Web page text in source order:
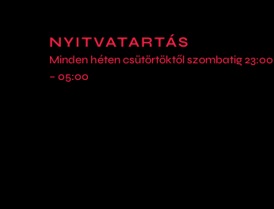
NYITVATARTÁS
Minden héten csütörtöktől szombatig 23:00
– 05:00